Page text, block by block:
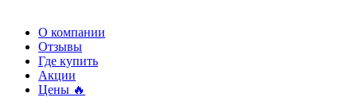
О компании
Отзывы
Где купить
Акции
Цены 🔥